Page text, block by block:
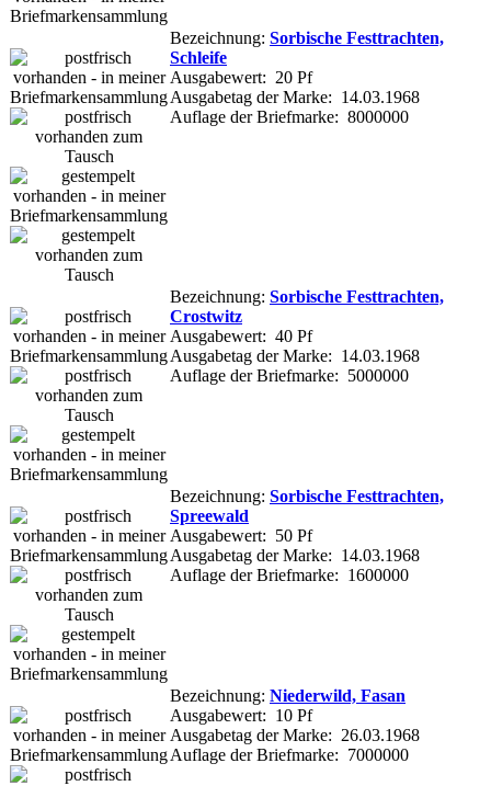
Bezeichnung: Sorbische Festtrachten,
Schleife
Ausgabewert: 20 Pf
Ausgabetag der Marke: 14.03.1968
Auflage der Briefmarke: 8000000
Bezeichnung: Sorbische Festtrachten,
Crostwitz
Ausgabewert: 40 Pf
Ausgabetag der Marke: 14.03.1968
Auflage der Briefmarke: 5000000
Bezeichnung: Sorbische Festtrachten,
Spreewald
Ausgabewert: 50 Pf
Ausgabetag der Marke: 14.03.1968
Auflage der Briefmarke: 1600000
Bezeichnung: Niederwild, Fasan
Ausgabewert: 10 Pf
Ausgabetag der Marke: 26.03.1968
Auflage der Briefmarke: 7000000